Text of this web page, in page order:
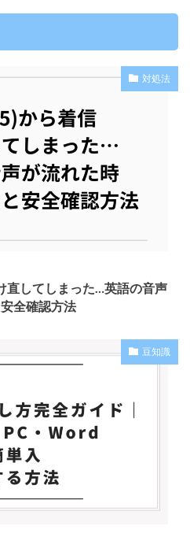
対処法
直してしまった…英語の音声
全確認方法
豆知識